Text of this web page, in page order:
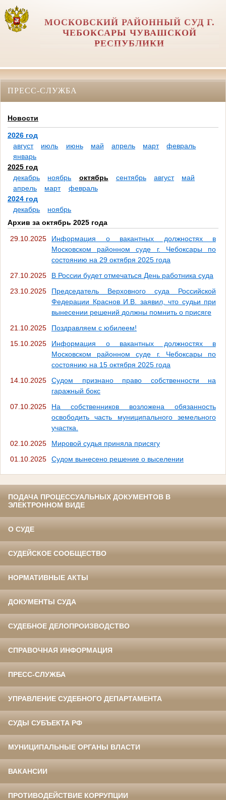
МОСКОВСКИЙ РАЙОННЫЙ СУД Г.
ЧЕБОКСАРЫ ЧУВАШСКОЙ
РЕСПУБЛИКИ
ПРЕСС-СЛУЖБА
Новости
2026 год
август
июль июнь май апрель март
февраль
январь
2025 год
декабрь
ноябрь октябрь сентябрь август
май
апрель
март
февраль
2024 год
декабрь
ноябрь
Архив за октябрь 2025 года
29.10.2025
Информация о вакантных должностях в
Московском районном суде г. Чебоксары по
состоянию на 29 октября 2025 года
27.10.2025
В России будет отмечаться День работника суда
23.10.2025
Председатель Верховного суда Российской
Федерации Краснов И.В. заявил, что судьи при
вынесении решений должны помнить о присяге
21.10.2025
Поздравляем с юбилеем!
15.10.2025
Информация о вакантных должностях в
Московском районном суде г. Чебоксары по
состоянию на 15 октября 2025 года
14.10.2025
Судом признано право собственности на
гаражный бокс
07.10.2025
На собственников возложена обязанность
освободить часть муниципального земельного
участка.
02.10.2025
Мировой судья приняла присягу
01.10.2025
Судом вынесено решение о выселении
ПОДАЧА ПРОЦЕССУАЛЬНЫХ ДОКУМЕНТОВ В
ЭЛЕКТРОННОМ ВИДЕ
О СУДЕ
СУДЕЙСКОЕ СООБЩЕСТВО
НОРМАТИВНЫЕ АКТЫ
ДОКУМЕНТЫ СУДА
СУДЕБНОЕ ДЕЛОПРОИЗВОДСТВО
СПРАВОЧНАЯ ИНФОРМАЦИЯ
ПРЕСС-СЛУЖБА
УПРАВЛЕНИЕ СУДЕБНОГО ДЕПАРТАМЕНТА
СУДЫ СУБЪЕКТА РФ
МУНИЦИПАЛЬНЫЕ ОРГАНЫ ВЛАСТИ
ВАКАНСИИ
ПРОТИВОДЕЙСТВИЕ КОРРУПЦИИ